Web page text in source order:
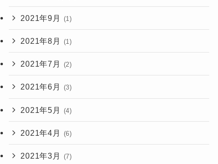
2021年9月 (1)
2021年8月 (1)
2021年7月 (2)
2021年6月 (3)
2021年5月 (4)
2021年4月 (6)
2021年3月 (7)